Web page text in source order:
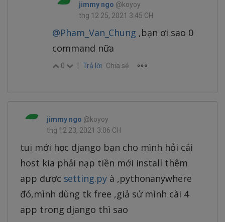
jimmy ngo @koyoy
thg 12 25, 2021 3:45 CH
@Pham_Van_Chung ,bạn ơi sao 0
command nữa
0 Trả lời Chia sẻ
jimmy ngo @koyoy
thg 12 23, 2021 3:06 CH
tui mới học django bạn cho mình hỏi cái
host kia phải nạp tiền mới install thêm
app được setting.pyà ,pythonanywhere
đó,mình dùng tk free ,giả sử mình cài 4
app trong django thì sao